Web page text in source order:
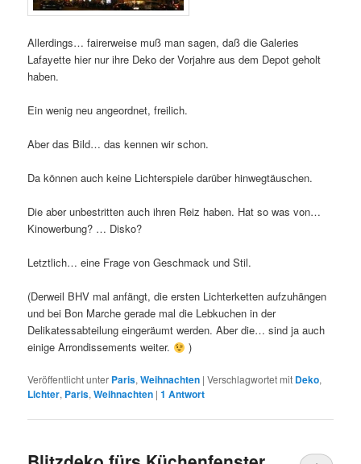
Allerdings… fairerweise muß man sagen, daß die Galeries
Lafayette hier nur ihre Deko der Vorjahre aus dem Depot geholt
haben.
Ein wenig neu angeordnet, freilich.
Aber das Bild… das kennen wir schon.
Da können auch keine Lichterspiele darüber hinwegtäuschen.
Die aber unbestritten auch ihren Reiz haben. Hat so was von…
Kinowerbung? … Disko?
Letztlich… eine Frage von Geschmack und Stil.
(Derweil BHV mal anfängt, die ersten Lichterketten aufzuhängen
und bei Bon Marche gerade mal die Lebkuchen in der
Delikatessabteilung eingeräumt werden. Aber die… sind ja auch
einige Arrondissements weiter.
)
Veröffentlicht unter Paris,Weihnachten |Verschlagwortet mit Deko,
Lichter, Paris,Weihnachten |1 Antwort